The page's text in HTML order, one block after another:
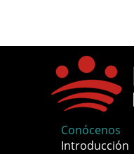
Conócenos
Introducción